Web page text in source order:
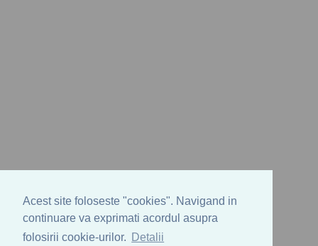
Acest site foloseste "cookies". Navigand in
continuare va exprimati acordul asupra
folosirii cookie-urilor.
Detalii